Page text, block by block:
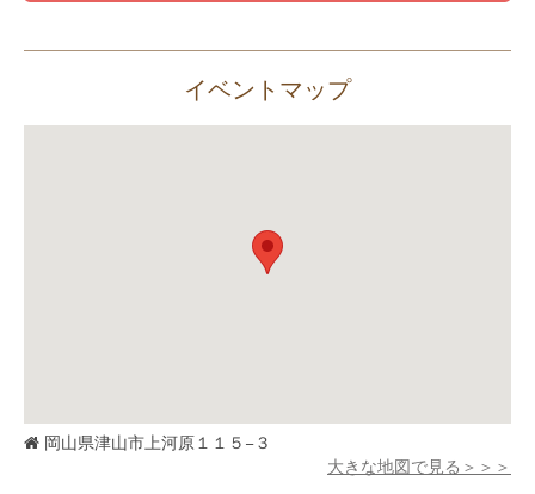
イベントマップ
岡山県津山市上河原１１５−３
大きな地図で見る＞＞＞